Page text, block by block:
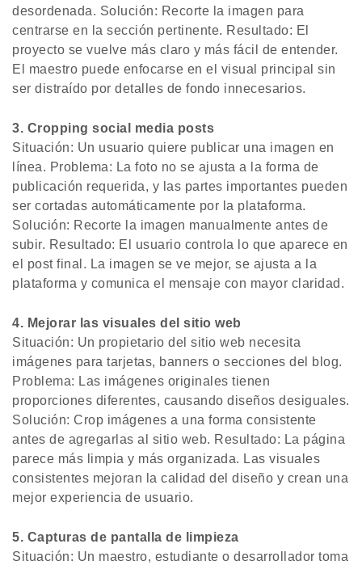
desordenada. Solución: Recorte la imagen para
centrarse en la sección pertinente. Resultado: El
proyecto se vuelve más claro y más fácil de entender.
El maestro puede enfocarse en el visual principal sin
ser distraído por detalles de fondo innecesarios.
3. Cropping social media posts
Situación: Un usuario quiere publicar una imagen en
línea. Problema: La foto no se ajusta a la forma de
publicación requerida, y las partes importantes pueden
ser cortadas automáticamente por la plataforma.
Solución: Recorte la imagen manualmente antes de
subir. Resultado: El usuario controla lo que aparece en
el post final. La imagen se ve mejor, se ajusta a la
plataforma y comunica el mensaje con mayor claridad.
4. Mejorar las visuales del sitio web
Situación: Un propietario del sitio web necesita
imágenes para tarjetas, banners o secciones del blog.
Problema: Las imágenes originales tienen
proporciones diferentes, causando diseños desiguales.
Solución: Crop imágenes a una forma consistente
antes de agregarlas al sitio web. Resultado: La página
parece más limpia y más organizada. Las visuales
consistentes mejoran la calidad del diseño y crean una
mejor experiencia de usuario.
5. Capturas de pantalla de limpieza
Situación: Un maestro, estudiante o desarrollador toma